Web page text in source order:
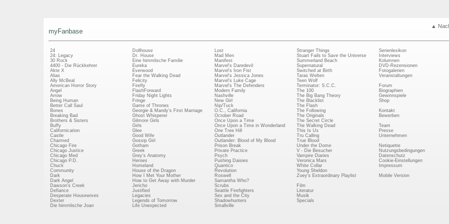
▲
myFanbase
24
24: Legacy
30 Rock
4400 - Die Rückkehrer
Akte X
Alias
Ally McBeal
American Horror Story
Angel
Arrow
Being Human
Better Call Saul
Bones
Breaking Bad
Brothers & Sisters
Buffy
Californication
Castle
Charmed
Chicago Fire
Chicago Justice
Chicago Med
Chicago P.D.
Chuck
Community
Dark
Dark Angel
Dawson's Creek
Defiance
Desperate Housewives
Dexter
Die himmlische Joan
Dollhouse
Dr. House
Eine himmlische Familie
Eureka
Everwood
Fear the Walking Dead
Felicity
Firefly
FlashForward
Friday Night Lights
Fringe
Game of Thrones
Georgie & Mandy's First Marriage
Ghost Whisperer
Gilmore Girls
Girls
Glee
Good Wife
Gossip Girl
Gotham
Greek
Grey's Anatomy
Heroes
Homeland
House of the Dragon
How I Met Your Mother
How to Get Away with Murder
Jericho
Justified
Legacies
Legends of Tomorrow
Life Unexpected
Lost
Mad Men
Manifest
Marvel's Daredevil
Marvel's Iron Fist
Marvel's Jessica Jones
Marvel's Luke Cage
Marvel's The Defenders
Modern Family
Nashville
New Girl
Nip/Tuck
O.C., California
October Road
Once Upon a Time
Once Upon a Time in Wonderland
One Tree Hill
Outlander
Outlander: Blood of My Blood
Prison Break
Private Practice
Psych
Pushing Daisies
Quantico
Revolution
Roswell
Samantha Who?
Scrubs
Seattle Firefighters
Sex and the City
Shadowhunters
Smallville
Stranger Things
Stuart Fails to Save the Universe
Summerland Beach
Supernatural
Switched at Birth
Taras Welten
Teen Wolf
Terminator: S.C.C.
The 100
The Big Bang Theory
The Blacklist
The Flash
The Following
The Originals
The Secret Circle
The Walking Dead
This Is Us
Tru Calling
True Blood
Under the Dome
V - Die Besucher
Vampire Diaries
Veronica Mars
White Collar
Young Sheldon
Zoey's Extraordinary Playlist
Film
Literatur
Musik
Specials
Serienlexikon
Interviews
Kolumnen
DVD-Rezensionen
Fotogalerien
Veranstaltungen
Forum
Biographien
Gewinnspiele
Shop
Kontakt
Bewerben
Team
Presse
Unternehmen
Netiquette
Nutzungsbedingungen
Datenschutz
Cookie-Einstellungen
Impressum
Mobile Version